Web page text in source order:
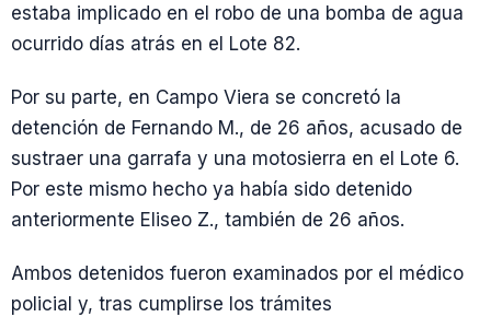
estaba implicado en el robo de una bomba de agua
ocurrido días atrás en el Lote 82.
Por su parte, en Campo Viera se concretó la
detención de Fernando M., de 26 años, acusado de
sustraer una garrafa y una motosierra en el Lote 6.
Por este mismo hecho ya había sido detenido
anteriormente Eliseo Z., también de 26 años.
Ambos detenidos fueron examinados por el médico
policial y, tras cumplirse los trámites